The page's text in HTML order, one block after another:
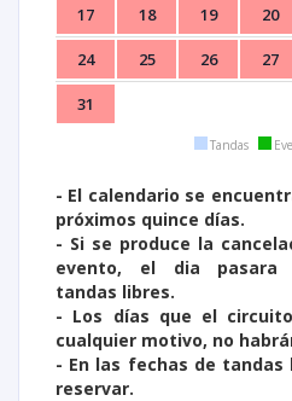
17 18 19 20
24 25 26 27
31
Tandas
- El calendario se
próximos quince días.
- Si se produce la
evento, el dia pasara
tandas libres.
- Los días que el
cualquier motivo, no
- En las fechas de tandas
reservar.